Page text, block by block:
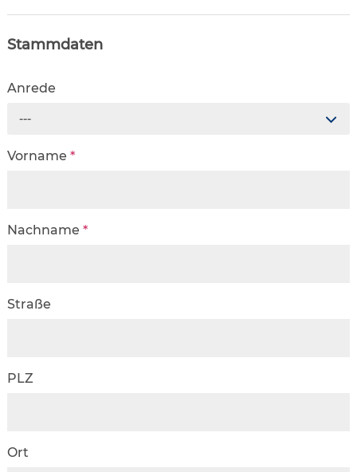
Stammdaten
Anrede
---
Vorname *
Nachname *
Straße
PLZ
Ort